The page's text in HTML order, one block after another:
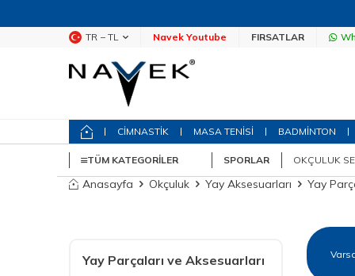
TR − TL Navek Youtube FIRSATLAR
CİMNASTİK MASA TENİSİ BADMİNTON
TÜM KATEGORILER SPORLAR OKÇULUK
Anasayfa Okçuluk Yay Aksesuarları Yay
Yay Parçaları ve Aksesuarları